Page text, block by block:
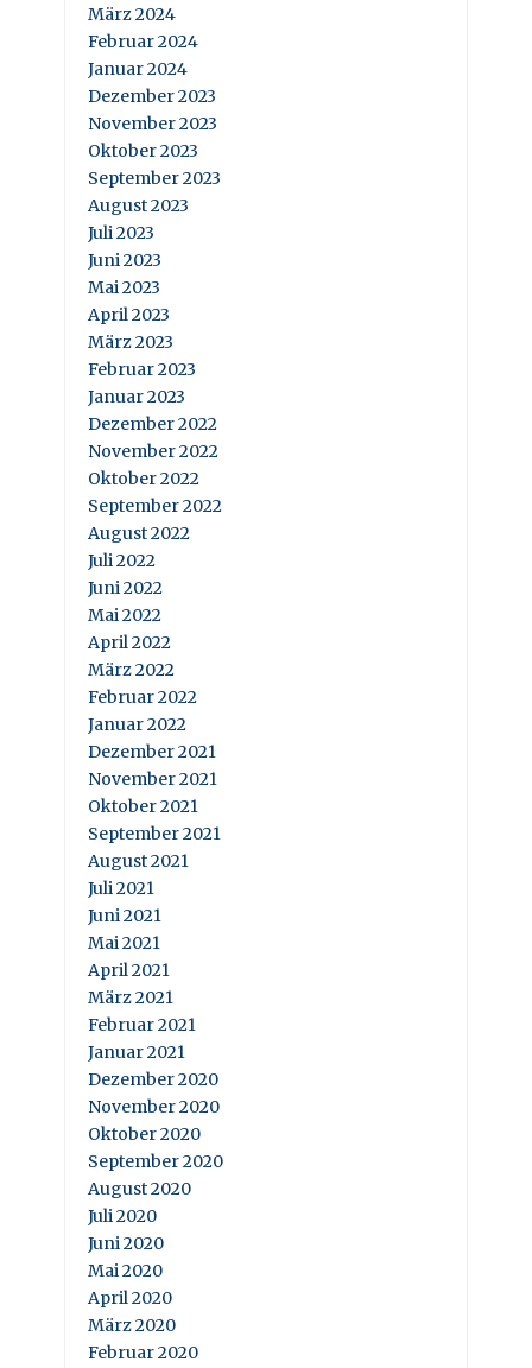
März 2024
Februar 2024
Januar 2024
Dezember 2023
November 2023
Oktober 2023
September 2023
August 2023
Juli 2023
Juni 2023
Mai 2023
April 2023
März 2023
Februar 2023
Januar 2023
Dezember 2022
November 2022
Oktober 2022
September 2022
August 2022
Juli 2022
Juni 2022
Mai 2022
April 2022
März 2022
Februar 2022
Januar 2022
Dezember 2021
November 2021
Oktober 2021
September 2021
August 2021
Juli 2021
Juni 2021
Mai 2021
April 2021
März 2021
Februar 2021
Januar 2021
Dezember 2020
November 2020
Oktober 2020
September 2020
August 2020
Juli 2020
Juni 2020
Mai 2020
April 2020
März 2020
Februar 2020